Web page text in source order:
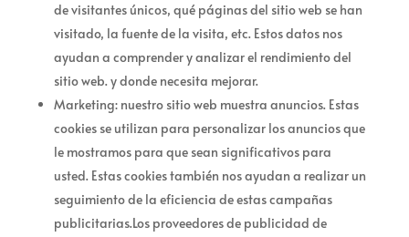
de visitantes únicos, qué páginas del sitio web se han
visitado, la fuente de la visita, etc. Estos datos nos
ayudan a comprender y analizar el rendimiento del
sitio web. y donde necesita mejorar.
Marketing: nuestro sitio web muestra anuncios. Estas
cookies se utilizan para personalizar los anuncios que
le mostramos para que sean significativos para
usted. Estas cookies también nos ayudan a realizar un
seguimiento de la eficiencia de estas campañas
publicitarias.Los proveedores de publicidad de